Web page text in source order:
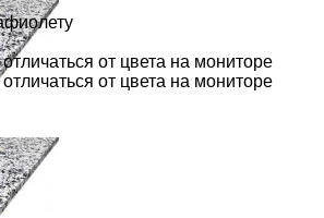
от цвета на мониторе
от цвета на мониторе